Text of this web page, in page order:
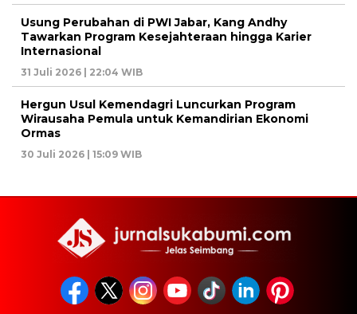
Usung Perubahan di PWI Jabar, Kang Andhy
Tawarkan Program Kesejahteraan hingga Karier
Internasional
31 Juli 2026 | 22:04 WIB
Hergun Usul Kemendagri Luncurkan Program
Wirausaha Pemula untuk Kemandirian Ekonomi
Ormas
30 Juli 2026 | 15:09 WIB